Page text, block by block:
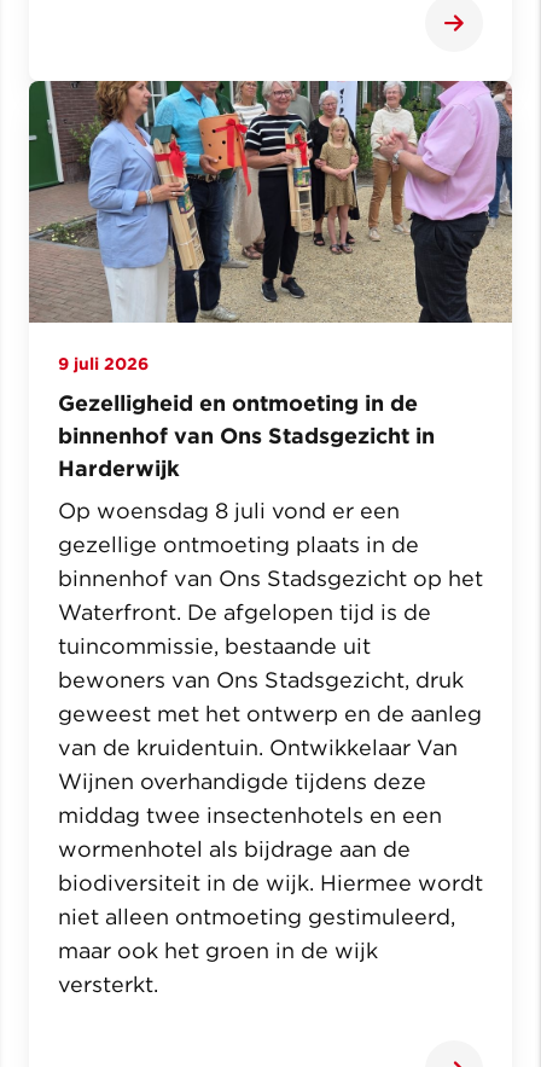
9 juli 2026
Gezelligheid en ontmoeting in de
binnenhof van Ons Stadsgezicht in
Harderwijk
Op woensdag 8 juli vond er een
gezellige ontmoeting plaats in de
binnenhof van Ons Stadsgezicht op het
Waterfront. De afgelopen tijd is de
tuincommissie, bestaande uit
bewoners van Ons Stadsgezicht, druk
geweest met het ontwerp en de aanleg
van de kruidentuin. Ontwikkelaar Van
Wijnen overhandigde tijdens deze
middag twee insectenhotels en een
wormenhotel als bijdrage aan de
biodiversiteit in de wijk. Hiermee wordt
niet alleen ontmoeting gestimuleerd,
maar ook het groen in de wijk
versterkt.